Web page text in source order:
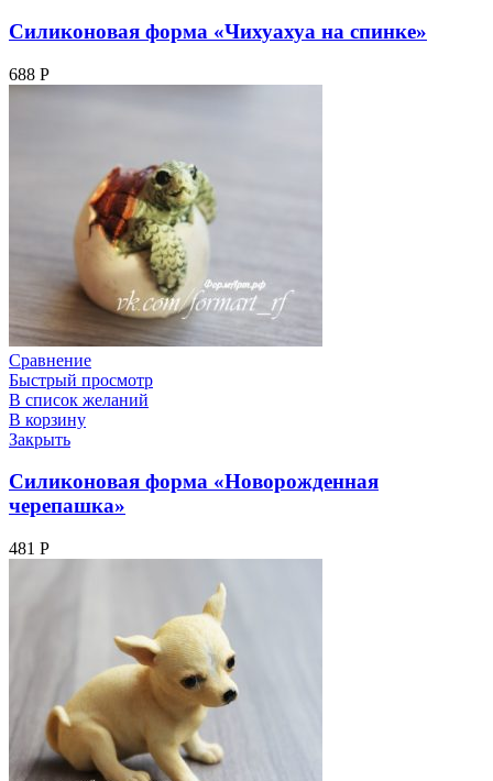
Силиконовая форма «Чихуахуа на спинке»
688 Р
Сравнение
Быстрый просмотр
В список желаний
В корзину
Закрыть
Силиконовая форма «Новорожденная
черепашка»
481 Р